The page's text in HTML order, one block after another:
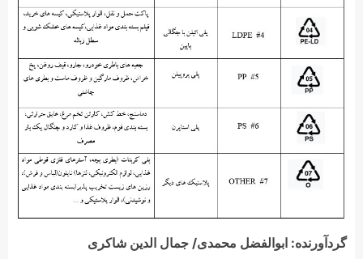
گردآورنده: ابوالفضل محمدی/ جمال الدین شاکری